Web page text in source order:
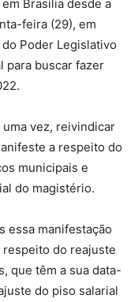
Brasília desde a
feira (29), em
Poder Legislativo
para buscar fazer
uma vez, reivindicar
a respeito do
municipais e
do magistério.
essa manifestação
do reajuste
que têm a sua data-
do piso salarial